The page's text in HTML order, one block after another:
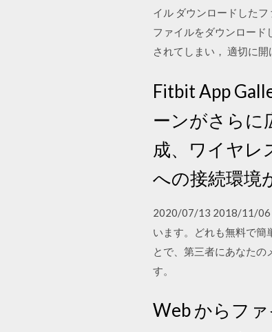
イル ダウンロードした
ファイルをダウンロード
されてしまい， 適切に開
Fitbit App
ーンがさら
成、ワイヤレ
への接続環境
2020/07/13 2018/11/06
います。どれも無料で簡
とで、第三者にあなた
す。
Web からフ